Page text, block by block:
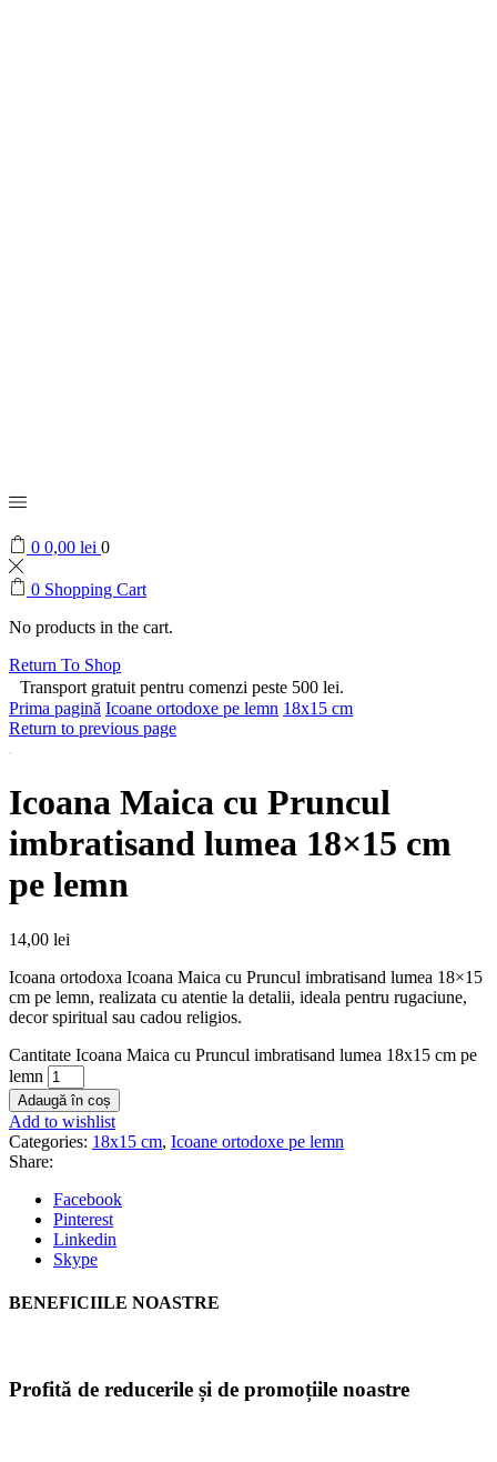
0 0,00 lei 0
0 Shopping Cart
No products in the cart.
Return To Shop
Transport gratuit pentru comenzi peste 500 lei.
Prima pagină Icoane ortodoxe pe lemn 18x15 cm
Return to previous page
Icoana Maica cu Pruncul
imbratisand lumea 18×15 cm
pe lemn
14,00 lei
Icoana ortodoxa Icoana Maica cu Pruncul imbratisand lumea 18×15
cm pe lemn, realizata cu atentie la detalii, ideala pentru rugaciune,
decor spiritual sau cadou religios.
Cantitate Icoana Maica cu Pruncul imbratisand lumea 18x15 cm pe
lemn
Adaugă în coș
Add to wishlist
Categories: 18x15 cm, Icoane ortodoxe pe lemn
Share:
Facebook
Pinterest
Linkedin
Skype
BENEFICIILE NOASTRE
Profită de reducerile și de promoțiile noastre